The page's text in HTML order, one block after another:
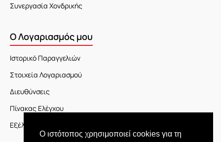
Ο ιστότοπος χρησιμοποιεί cookies για τη
Συνεργασία Χονδρικής
Ο Λογαριασμός μου
Ιστορικό Παραγγελιών
Στοιχεία Λογαριασμού
Διευθύνσεις
Πίνακας Ελέγχου
Εξέλιξη Παραγγελίας